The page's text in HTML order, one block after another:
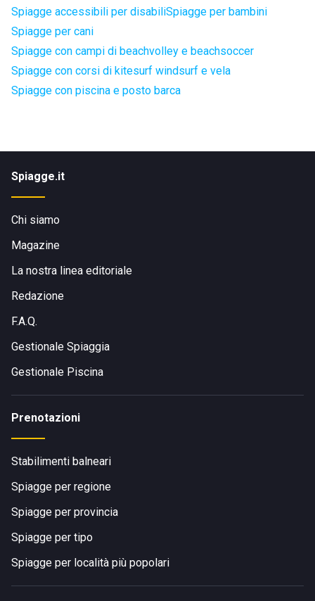
Spiagge accessibili per disabiliSpiagge per bambini
Spiagge per cani
Spiagge con campi di beachvolley e beachsoccer
Spiagge con corsi di kitesurf windsurf e vela
Spiagge con piscina e posto barca
Spiagge.it
Chi siamo
Magazine
La nostra linea editoriale
Redazione
F.A.Q.
Gestionale Spiaggia
Gestionale Piscina
Prenotazioni
Stabilimenti balneari
Spiagge per regione
Spiagge per provincia
Spiagge per tipo
Spiagge per località più popolari